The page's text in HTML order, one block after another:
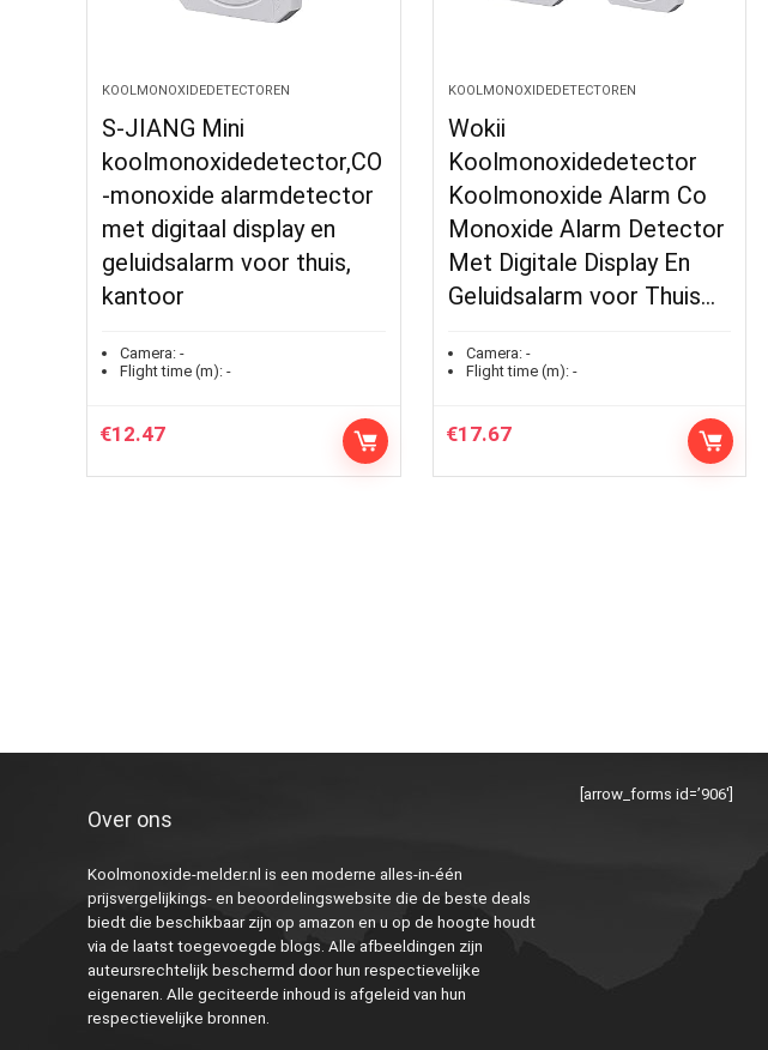
KOOLMONOXIDEDETECTOREN
S-JIANG Mini
koolmonoxidedetector,CO
-monoxide alarmdetector
met digitaal display en
geluidsalarm voor thuis,
kantoor
Camera: -
Flight time (m): -
€12.47
KOOLMONOXIDEDETECTOREN
Wokii
Koolmonoxidedetector
Koolmonoxide Alarm Co
Monoxide Alarm Detector
Met Digitale Display En
Geluidsalarm voor Thuis…
Camera:-
Flight time (m):-
€17.67
Over ons
Koolmonoxide-melder.nl is een moderne alles-in-één
prijsvergelijkings- en beoordelingswebsite die de beste deals
biedt die beschikbaar zijn op amazon en u op de hoogte houdt
via de laatst toegevoegde blogs. Alle afbeeldingen zijn
auteursrechtelijk beschermd door hun respectievelijke
eigenaren. Alle geciteerde inhoud is afgeleid van hun
respectievelijke bronnen.
[arrow_forms id=’906′]